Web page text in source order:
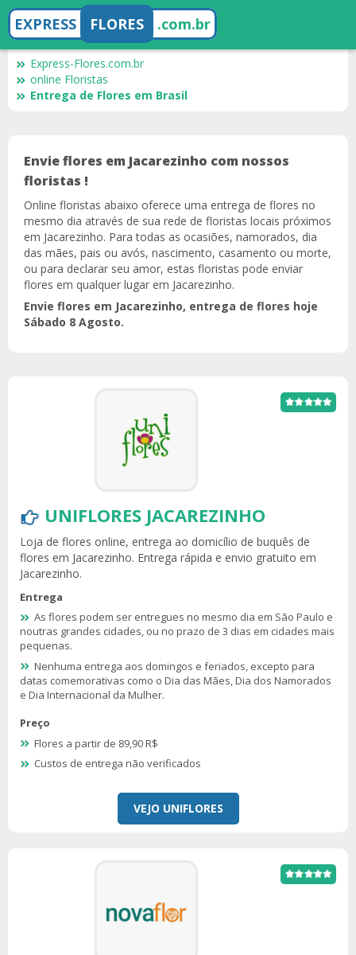
EXPRESS FLORES .com.br
Express-Flores.com.br
online Floristas
Entrega de Flores em Brasil
Envie flores em Jacarezinho com nossos
floristas !
Online floristas abaixo oferece uma entrega de flores no
mesmo dia através de sua rede de floristas locais próximos
em Jacarezinho. Para todas as ocasiões, namorados, dia
das mães, pais ou avós, nascimento, casamento ou morte,
ou para declarar seu amor, estas floristas pode enviar
flores em qualquer lugar em Jacarezinho.
Envie flores em Jacarezinho, entrega de flores hoje
Sábado 8 Agosto.
UNIFLORES JACAREZINHO
Loja de flores online, entrega ao domicílio de buquês de
flores em Jacarezinho. Entrega rápida e envio gratuito em
Jacarezinho.
Entrega
As flores podem ser entregues no mesmo dia em São Paulo e
noutras grandes cidades, ou no prazo de 3 dias em cidades mais
pequenas.
Nenhuma entrega aos domingos e feriados, excepto para
datas comemorativas como o Dia das Mães, Dia dos Namorados
e Dia Internacional da Mulher.
Preço
Flores a partir de 89,90 R$
Custos de entrega não verificados
VEJO UNIFLORES